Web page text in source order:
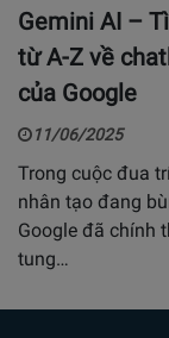
Gemini AI –
từ A-Z về
của Google
11/06/2025
Trong cuộc đua
nhân tạo đang
Google đã chính
tung…